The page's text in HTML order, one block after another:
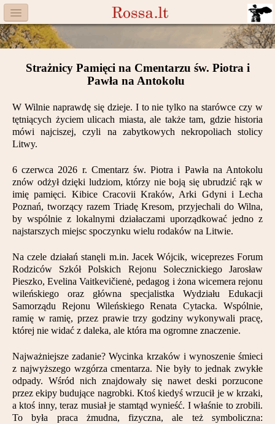
Menu
Facebook
Aktualności
Książka
Cegiełki
Rossa
Trasy
Darczyńcy
Partnerzy
Kontakt
Strażnicy Pamięci na Cmentarzu św. Piotra i
Pawła na Antokolu
W Wilnie naprawdę się dzieje. I to nie tylko na starówce czy w
tętniących życiem ulicach miasta, ale także tam, gdzie historia
mówi najciszej, czyli na zabytkowych nekropoliach stolicy
Litwy.
6 czerwca 2026 r. Cmentarz św. Piotra i Pawła na Antokolu
znów odżył dzięki ludziom, którzy nie boją się ubrudzić rąk w
imię pamięci. Kibice Cracovii Kraków, Arki Gdyni i Lecha
Poznań, tworzący razem Triadę Kresom, przyjechali do Wilna,
by wspólnie z lokalnymi działaczami uporządkować jedno z
najstarszych miejsc spoczynku wielu rodaków na Litwie.
Na czele działań stanęli m.in. Jacek Wójcik, wiceprezes Forum
Rodziców Szkół Polskich Rejonu Solecznickiego Jarosław
Pieszko, Evelina Vaitkevičienė, pedagog i żona wicemera rejonu
wileńskiego oraz główna specjalistka Wydziału Edukacji
Samorządu Rejonu Wileńskiego Renata Cytacka. Wspólnie,
ramię w ramię, przez prawie trzy godziny wykonywali pracę,
której nie widać z daleka, ale która ma ogromne znaczenie.
Najważniejsze zadanie? Wycinka krzaków i wynoszenie śmieci
z najwyższego wzgórza cmentarza. Nie były to jednak zwykłe
odpady. Wśród nich znajdowały się nawet deski porzucone
przez ekipy budujące nagrobki. Ktoś kiedyś wrzucił je w krzaki,
a ktoś inny, teraz musiał je stamtąd wynieść. I właśnie to zrobili.
To była praca żmudna, fizyczna, ale też symboliczna: